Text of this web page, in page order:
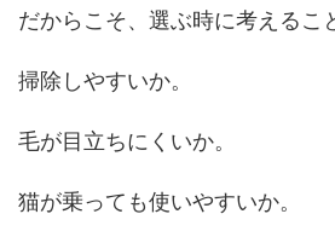
だからこそ、選ぶ時に考えるこ
掃除しやすいか。
毛が目立ちにくいか。
猫が乗っても使いやすいか。